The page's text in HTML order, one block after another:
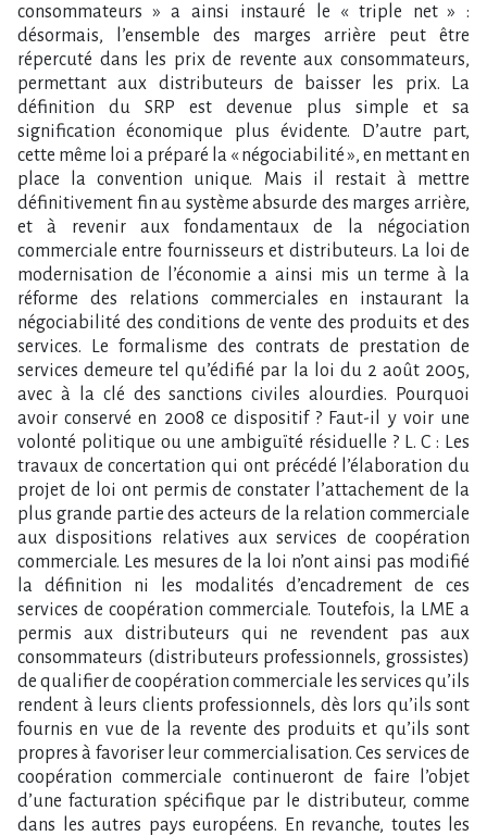
consommateurs » a ainsi instauré le « triple net » :
désormais, l’ensemble des marges arrière peut être
répercuté dans les prix de revente aux consommateurs,
permettant aux distributeurs de baisser les prix. La
définition du SRP est devenue plus simple et sa
signification économique plus évidente. D’autre part,
cette même loi a préparé la « négociabilité », en mettant en
place la convention unique. Mais il restait à mettre
définitivement fin au système absurde des marges arrière,
et à revenir aux fondamentaux de la négociation
commerciale entre fournisseurs et distributeurs. La loi de
modernisation de l’économie a ainsi mis un terme à la
réforme des relations commerciales en instaurant la
négociabilité des conditions de vente des produits et des
services. Le formalisme des contrats de prestation de
services demeure tel qu’édifié par la loi du 2 août 2005,
avec à la clé des sanctions civiles alourdies. Pourquoi
avoir conservé en 2008 ce dispositif ? Faut-il y voir une
volonté politique ou une ambiguïté résiduelle ? L. C : Les
travaux de concertation qui ont précédé l’élaboration du
projet de loi ont permis de constater l’attachement de la
plus grande partie des acteurs de la relation commerciale
aux dispositions relatives aux services de coopération
commerciale. Les mesures de la loi n’ont ainsi pas modifié
la définition ni les modalités d’encadrement de ces
services de coopération commerciale. Toutefois, la LME a
permis aux distributeurs qui ne revendent pas aux
consommateurs (distributeurs professionnels, grossistes)
de qualifier de coopération commerciale les services qu’ils
rendent à leurs clients professionnels, dès lors qu’ils sont
fournis en vue de la revente des produits et qu’ils sont
propres à favoriser leur commercialisation. Ces services de
coopération commerciale continueront de faire l’objet
d’une facturation spécifique par le distributeur, comme
dans les autres pays européens. En revanche, toutes les